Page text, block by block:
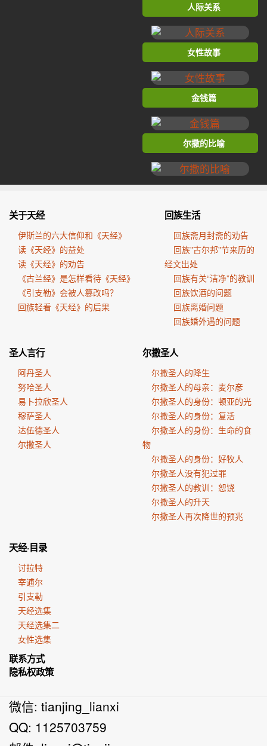
人际关系
女性故事
金钱篇
尔撒的比喻
关于天经
伊斯兰的六大信仰和《天经》
读《天经》的益处
读《天经》的劝告
《古兰经》是怎样看待《天经》
《引支勒》会被人篡改吗？
回族轻看《天经》的后果
回族生活
回族斋月封斋的劝告
回族"古尔邦"节来历的
经文出处
回族有关“洁净”的教训
回族饮酒的问题
回族离婚问题
回族婚外遇的问题
圣人言行
阿丹圣人
努哈圣人
易卜拉欣圣人
穆萨圣人
达伍德圣人
尔撒圣人
尔撒圣人
尔撒圣人的降生
尔撒圣人的母亲：麦尔彦
尔撒圣人的身份：顿亚的光
尔撒圣人的身份：复活
尔撒圣人的身份：生命的食
物
尔撒圣人的身份：好牧人
尔撒圣人没有犯过罪
尔撒圣人的教训：恕饶
尔撒圣人的升天
尔撒圣人再次降世的预兆
天经·目录
讨拉特
宰逋尔
引支勒
天经选集
天经选集二
女性选集
联系方式
隐私权政策
微信: tianjing_lianxi
QQ: 1125703759